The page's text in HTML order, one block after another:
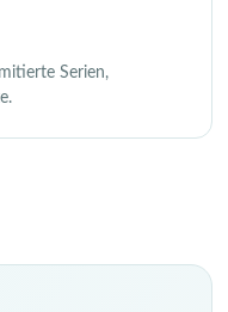
Serien,